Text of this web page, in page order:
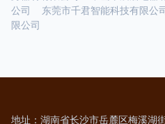
公司
东莞市千君智能科技有限公
限公司
地址：湖南省长沙市岳麓区梅溪湖